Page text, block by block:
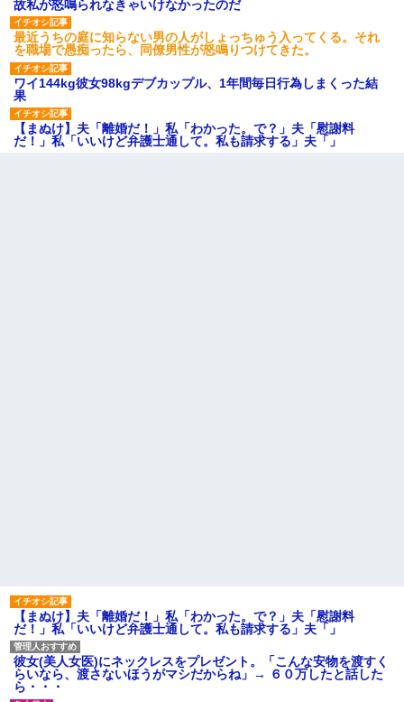
故私が怒鳴られなきゃいけなかったのだ
最近うちの庭に知らない男の人がしょっちゅう入ってくる。それ
を職場で愚痴ったら、同僚男性が怒鳴りつけてきた。
ワイ144kg彼女98kgデブカップル、1年間毎日行為しまくった結
果
【まぬけ】夫「離婚だ！」私「わかった。で？」夫「慰謝料
だ！」私「いいけど弁護士通して。私も請求する」夫「」
【まぬけ】夫「離婚だ！」私「わかった。で？」夫「慰謝料
だ！」私「いいけど弁護士通して。私も請求する」夫「」
彼女(美人女医)にネックレスをプレゼント。「こんな安物を渡すく
らいなら、渡さないほうがマシだからね」→ ６０万したと話した
ら・・・